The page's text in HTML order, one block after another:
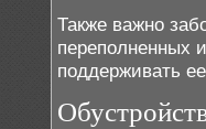
Также важно
переполненных
поддерживать